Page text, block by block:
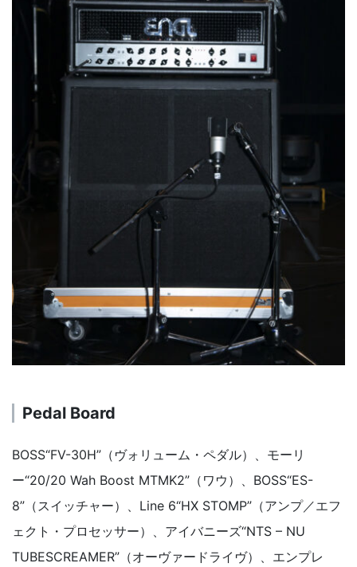
Pedal Board
BOSS“FV-30H”（ヴォリューム・ペダル）、モーリ
ー“20/20 Wah Boost MTMK2”（ワウ）、BOSS“ES-
8”（スイッチャー）、Line 6“HX STOMP”（アンプ／エフ
ェクト・プロセッサー）、アイバニーズ“NTS – NU
TUBESCREAMER”（オーヴァードライヴ）、エンプレ